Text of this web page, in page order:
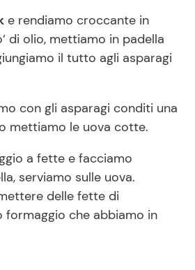
e rendiamo croccante in
di olio, mettiamo in padella
il tutto agli asparagi
con gli asparagi conditi una
mettiamo le uova cotte.
a fette e facciamo
serviamo sulle uova.
delle fette di
formaggio che abbiamo in